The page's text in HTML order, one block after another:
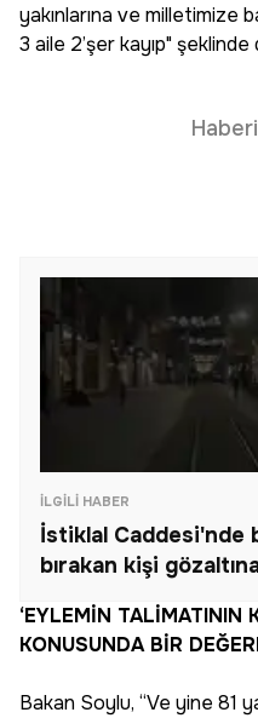
yakınlarına ve milletimize
3 aile 2’şer kayıp"
İLGILI HABER
İstiklal Caddesi'nde
bırakan kişi gözaltına
‘EYLEMİN TALİMATININ
KONUSUNDA BİR
Bakan Soylu, “Ve yine 81